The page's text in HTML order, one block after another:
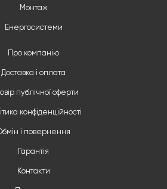
Монтаж
Енергосистеми
Про компанію
Доставка і оплата
публічної оферти
конфіденційності
і повернення
Гарантія
Контакти